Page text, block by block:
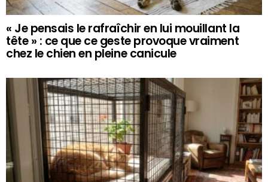
« Je pensais le rafraîchir en lui mouillant la
tête » : ce que ce geste provoque vraiment
chez le chien en pleine canicule